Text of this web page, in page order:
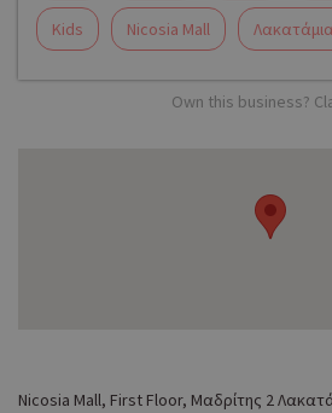
Kids Nicosia Mall Λακατάμια
Own this business?
Nicosia Mall, First Floor, Μαδρίτης 2